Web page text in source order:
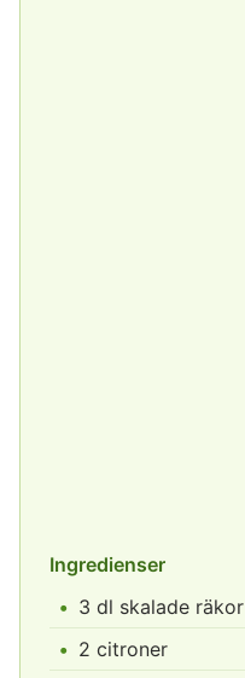
Ingredienser
3 dl skalade räkor
2 citroner